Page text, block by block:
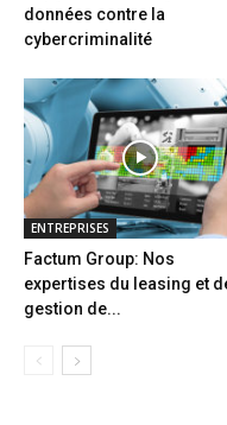
données contre la
cybercriminalité
ENTREPRISES
Factum Group: Nos
expertises du leasing et
gestion de...